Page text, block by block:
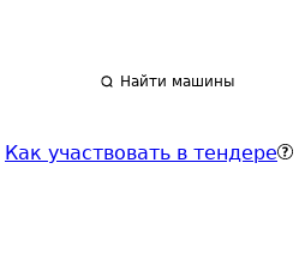
Найти машины
Как участвовать в тендере